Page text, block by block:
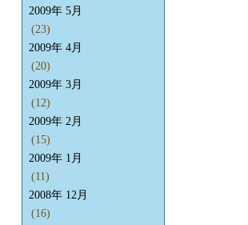
2009年 5月
(23)
2009年 4月
(20)
2009年 3月
(12)
2009年 2月
(15)
2009年 1月
(11)
2008年 12月
(16)